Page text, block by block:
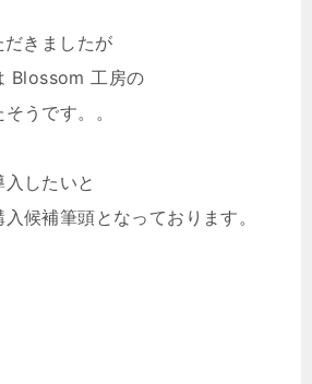
きましたが
Blossom 工房の
うです。。
したいと
候補筆頭となっております。